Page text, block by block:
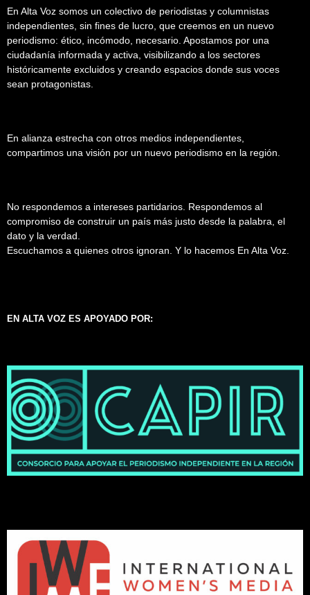
En Alta Voz somos un colectivo de periodistas y columnistas
independientes, sin fines de lucro, que creemos en un nuevo
periodismo: ético, incómodo, necesario. Apostamos por una
ciudadanía informada y activa, visibilizando a los sectores
históricamente excluidos y creando espacios donde sus voces
sean protagonistas.
En alianza estrecha con otros medios independientes,
compartimos una visión por un nuevo periodismo en la región.
No respondemos a intereses partidarios. Respondemos al
compromiso de construir un país más justo desde la palabra, el
dato y la verdad.
Escuchamos a quienes otros ignoran. Y lo hacemos En Alta Voz.
EN ALTA VOZ ES APOYADO POR: